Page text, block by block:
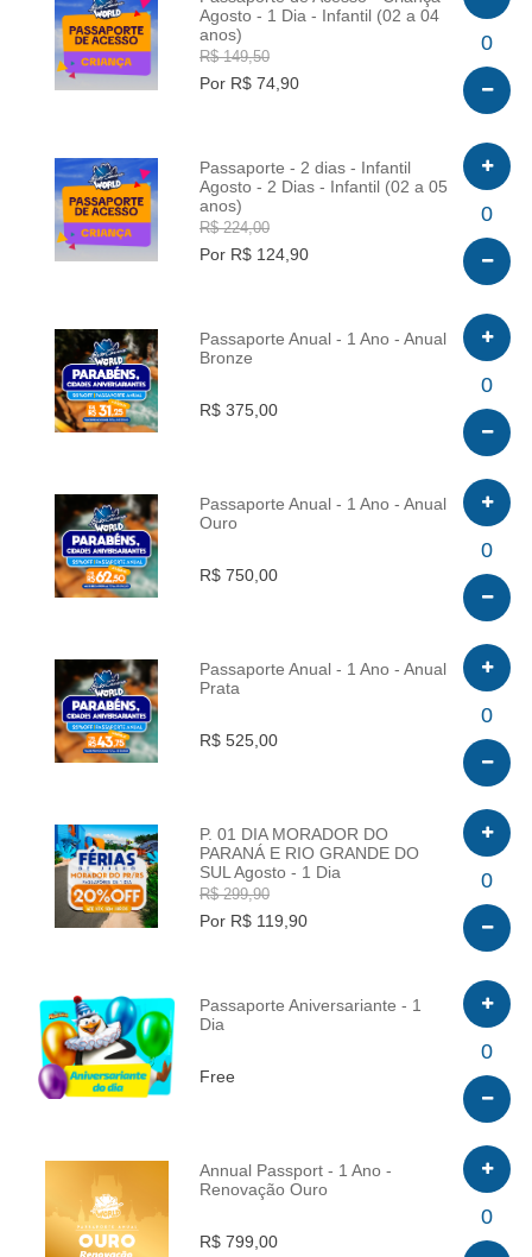
INFO
Agosto - 1 Dia - Infantil (02 a 04
anos)
R$ 149,50
Por R$ 74,90
0
INFO
Passaporte - 2 dias - Infantil
Agosto - 2 Dias - Infantil (02 a 05
anos)
R$ 224,00
Por R$ 124,90
0
INFO
Passaporte Anual - 1 Ano - Anual
Bronze
R$ 375,00
0
INFO
Passaporte Anual - 1 Ano - Anual
Ouro
R$ 750,00
0
INFO
Passaporte Anual - 1 Ano - Anual
Prata
R$ 525,00
0
INFO
P. 01 DIA MORADOR DO
PARANÁ E RIO GRANDE DO
SUL Agosto - 1 Dia
R$ 299,90
Por R$ 119,90
0
INFO
Passaporte Aniversariante - 1
Dia
Free
0
INFO
Annual Passport - 1 Ano -
Renovação Ouro
R$ 799,00
0